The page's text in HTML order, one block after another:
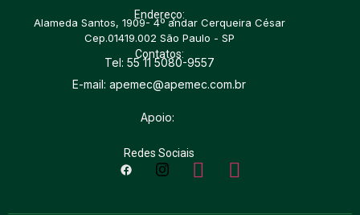
Endereço:
Alameda Santos, 1909- 4º andar Cerqueira César
Cep.01419.002 São Paulo - SP
Contatos:
Tel: 55 11 5080-9557
E-mail: apemec@apemec.com.br
Apoio:
Redes Sociais